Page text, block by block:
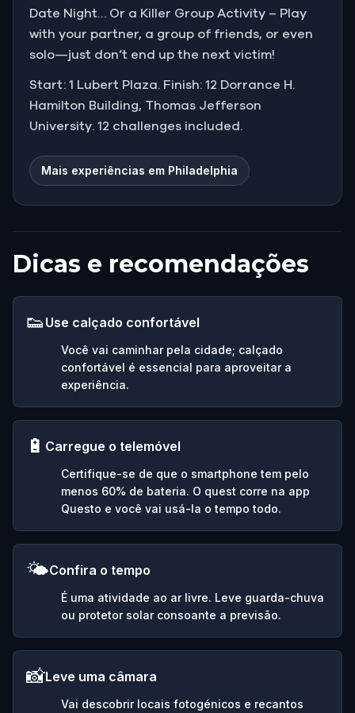
Date Night… Or a Killer Group Activity – Play
with your partner, a group of friends, or even
solo—just don’t end up the next victim!
Start: 1 Lubert Plaza. Finish: 12 Dorrance H.
Hamilton Building, Thomas Jefferson
University. 12 challenges included.
Mais experiências em Philadelphia
Dicas e recomendações
👟 Use calçado confortável
Você vai caminhar pela cidade; calçado
confortável é essencial para aproveitar a
experiência.
🔋 Carregue o telemóvel
Certifique-se de que o smartphone tem pelo
menos 60% de bateria. O quest corre na app
Questo e você vai usá-la o tempo todo.
🌤️Confira o tempo
É uma atividade ao ar livre. Leve guarda-chuva
ou protetor solar consoante a previsão.
📸Leve uma câmara
Vai descobrir locais fotogénicos e recantos